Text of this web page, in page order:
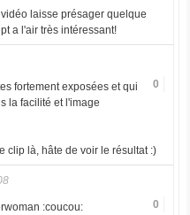
laisse présager quelque
a l'air très intéressant!
0
fortement exposées et qui
la facilité et l'image
clip là, hâte de voir le résultat :)
0
:coucou: